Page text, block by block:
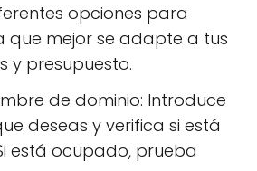
opciones para
que mejor se adapte a tus
y presupuesto.
de dominio: Introduce
deseas y verifica si está
está ocupado, prueba